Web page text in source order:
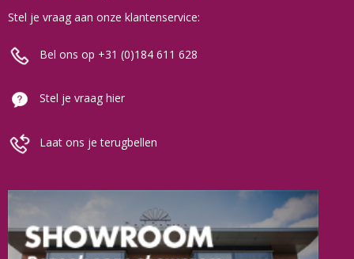
Stel je vraag aan onze klantenservice:
Bel ons op +31 (0)184 611 628
Stel je vraag hier
Laat ons je terugbellen